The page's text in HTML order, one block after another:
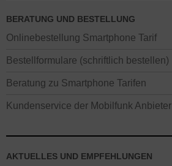
BERATUNG UND BESTELLUNG
Onlinebestellung Smartphone Tarif
Bestellformulare (schriftlich bestellen)
Beratung zu Smartphone Tarifen
Kundenservice der Mobilfunk Anbieter
AKTUELLES UND EMPFEHLUNGEN